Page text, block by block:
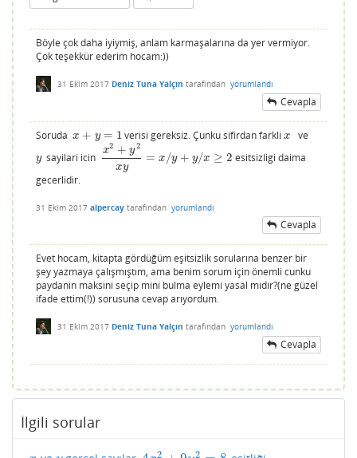
Böyle çok daha iyiymiş, anlam karmaşalarına da yer vermiyor.
Çok teşekkür ederim hocam:))
31 Ekim 2017 Deniz Tuna Yalçın tarafından yorumlandı
Cevapla
Soruda x + y = 1
x+ y= 1 verisi gereksiz. Çunku sifirdan farklix
x ve
y
ysayilari icin
x2 + y2
xy
= x /y + y/x ≥ 2
x2+y2xy= x/y +y/x≥ 2
esitsizligi daima
gecerlidir.
31 Ekim 2017 alpercay tarafından yorumlandı
Cevapla
Evet hocam, kitapta gördüğüm eşitsizlik sorularına benzer bir
şey yazmaya çalışmıştım, ama benim sorum için önemli cunku
paydanin maksini seçip mini bulma eylemi yasal mıdır?(ne güzel
ifade ettim(!)) sorusuna cevap arıyordum.
31 Ekim 2017 Deniz Tuna Yalçın tarafından yorumlandı
Cevapla
İlgili sorular
2 2